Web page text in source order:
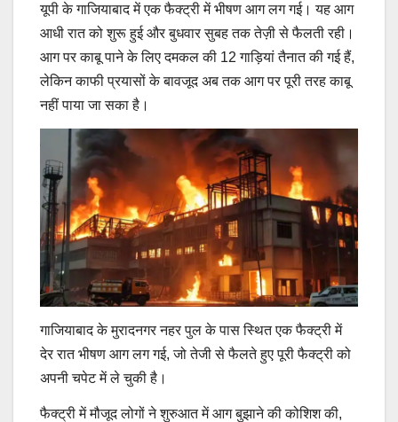
यूपी के गाजियाबाद में एक फैक्ट्री में भीषण आग लग गई। यह आग
आधी रात को शुरू हुई और बुधवार सुबह तक तेज़ी से फैलती रही।
आग पर काबू पाने के लिए दमकल की 12 गाड़ियां तैनात की गई हैं,
लेकिन काफी प्रयासों के बावजूद अब तक आग पर पूरी तरह काबू
नहीं पाया जा सका है।
गाजियाबाद के मुरादनगर नहर पुल के पास स्थित एक फैक्ट्री में
देर रात भीषण आग लग गई, जो तेजी से फैलते हुए पूरी फैक्ट्री को
अपनी चपेट में ले चुकी है।
फैक्ट्री में मौजूद लोगों ने शुरुआत में आग बुझाने की कोशिश की,